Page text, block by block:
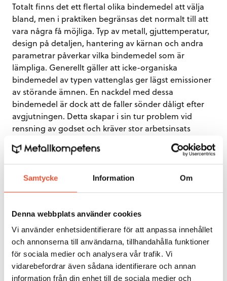
Samtycke Information Om
Denna webbplats använder cookies
Vi använder enhetsidentifierare för att anpassa innehållet
och annonserna till användarna, tillhandahålla funktioner
för sociala medier och analysera vår trafik. Vi
vidarebefordrar även sådana identifierare och annan
information från din enhet till de sociala medier och
Totalt finns det ett flertal olika bindemedel att välja
bland, men i praktiken begränsas det normalt till att
vara några få möjliga. Typ av metall, gjuttemperatur,
design på detaljen, hantering av kärnan och andra
parametrar påverkar vilka bindemedel som är
lämpliga. Generellt gäller att icke-organiska
bindemedel av typen vattenglas ger lägst emissioner
av störande ämnen. En nackdel med dessa
bindemedel är dock att de faller sönder dåligt efter
avgjutningen. Detta skapar i sin tur problem vid
rensning av godset och kräver stor arbetsinsats
och/eller kraftig mekanisk bearbetning för att
avlägsna all sand från godset.